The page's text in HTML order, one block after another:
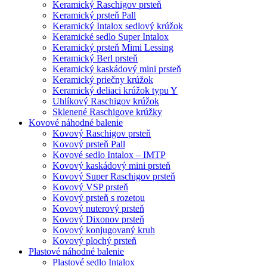
Keramický Raschigov prsteň
Keramický prsteň Pall
Keramický Intalox sedlový krúžok
Keramické sedlo Super Intalox
Keramický prsteň Mimi Lessing
Keramický Berl prsteň
Keramický kaskádový mini prsteň
Keramický priečny krúžok
Keramický deliaci krúžok typu Y
Uhlíkový Raschigov krúžok
Sklenené Raschigove krúžky
Kovové náhodné balenie
Kovový Raschigov prsteň
Kovový prsteň Pall
Kovové sedlo Intalox – IMTP
Kovový kaskádový mini prsteň
Kovový Super Raschigov prsteň
Kovový VSP prsteň
Kovový prsteň s rozetou
Kovový nuterový prsteň
Kovový Dixonov prsteň
Kovový konjugovaný kruh
Kovový plochý prsteň
Plastové náhodné balenie
Plastové sedlo Intalox